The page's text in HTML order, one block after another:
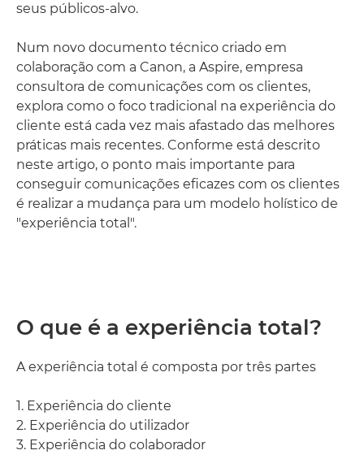
seus públicos-alvo.
Num novo documento técnico criado em
colaboração com a Canon, a Aspire, empresa
consultora de comunicações com os clientes,
explora como o foco tradicional na experiência do
cliente está cada vez mais afastado das melhores
práticas mais recentes. Conforme está descrito
neste artigo, o ponto mais importante para
conseguir comunicações eficazes com os clientes
é realizar a mudança para um modelo holístico de
"experiência total".
O que é a experiência total?
A experiência total é composta por três partes
1. Experiência do cliente
2. Experiência do utilizador
3. Experiência do colaborador